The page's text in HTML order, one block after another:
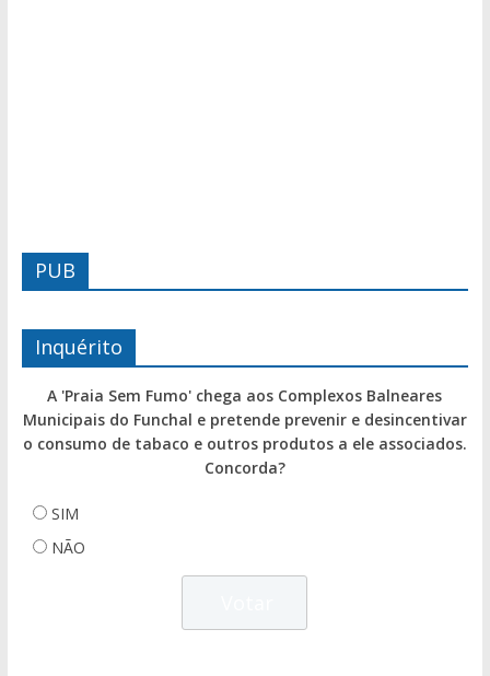
PUB
Inquérito
A 'Praia Sem Fumo' chega aos Complexos Balneares
Municipais do Funchal e pretende prevenir e desincentivar
o consumo de tabaco e outros produtos a ele associados.
Concorda?
SIM
NÃO